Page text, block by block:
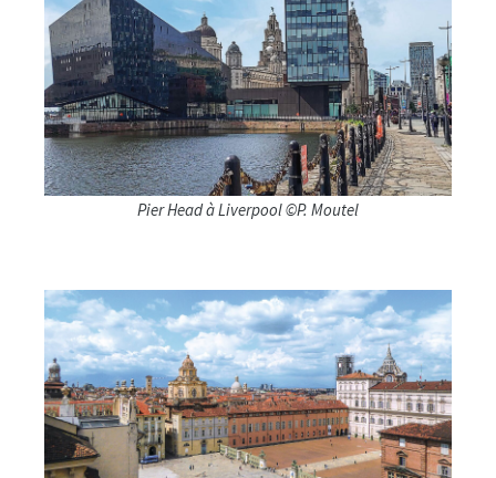
Pier Head à Liverpool ©P. Moutel